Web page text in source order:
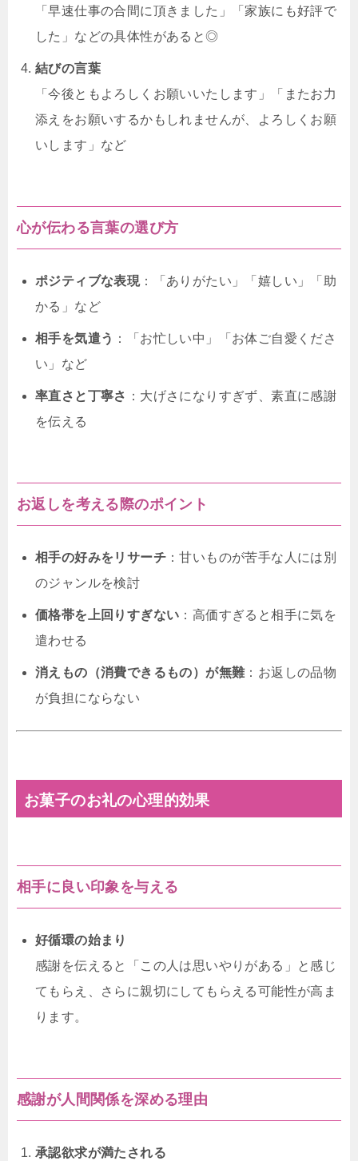
「早速仕事の合間に頂きました」「家族にも好評で
した」などの具体性があると◎
結びの言葉
「今後ともよろしくお願いいたします」「またお力
添えをお願いするかもしれませんが、よろしくお願
いします」など
心が伝わる言葉の選び方
ポジティブな表現：「ありがたい」「嬉しい」「助
かる」など
相手を気遣う ：「お忙しい中」「お体ご自愛くださ
い」など
率直さと丁寧さ ：大げさになりすぎず、素直に感謝
を伝える
お返しを考える際のポイント
相手の好みをリサーチ ：甘いものが苦手な人には別
のジャンルを検討
価格帯を上回りすぎない ：高価すぎると相手に気を
遣わせる
消えもの（消費できるもの）が無難：お返しの品物
が負担にならない
お菓子のお礼の心理的効果
相手に良い印象を与える
好循環の始まり
感謝を伝えると「この人は思いやりがある」と感じ
てもらえ、さらに親切にしてもらえる可能性が高ま
ります。
感謝が人間関係を深める理由
承認欲求が満たされる